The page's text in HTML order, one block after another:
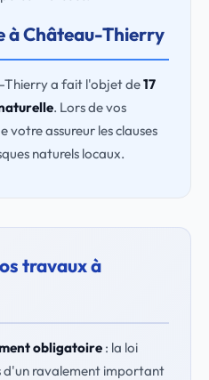
à Château-Thierry
Thierry a fait l'objet de17
. Lors de vos
votre assureur les clauses
naturels locaux.
travaux à
obligatoire: la loi
d'un ravalement important